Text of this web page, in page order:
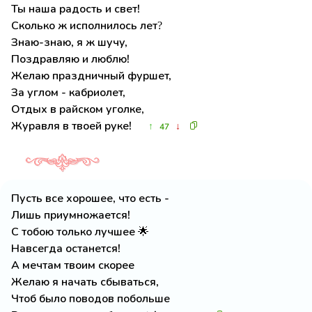
Ты наша радость и свет!
Сколько ж исполнилось лет?
Знаю-знаю, я ж шучу,
Поздравляю и люблю!
Желаю праздничный фуршет,
За углом - кабриолет,
Отдых в райском уголке,
Журавля в твоей руке!
↑ 47 ↓
Пусть все хорошее, что есть -
Лишь приумножается!
С тобою только лучшее 🌟
Навсегда останется!
А мечтам твоим скорее
Желаю я начать сбываться,
Чтоб было поводов побольше